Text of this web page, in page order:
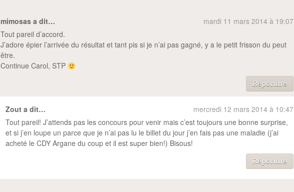
mimosas a dit…
mardi 11 mars 2014 à 19:07
Tout pareil d’accord.
J’adore épier l’arrivée du résultat et tant pis si je n’ai pas gagné, y a le petit frisson du peut
être.
Continue Carol, STP
Répondre
Zout a dit…
mercredi 12 mars 2014 à 10:47
Tout pareil! J’attends pas les concours pour venir mais c’est toujours une bonne surprise,
et si j’en loupe un parce que je n’ai pas lu le billet du jour j’en fais pas une maladie (j’ai
acheté le CDY Argane du coup et il est super bien!) Bisous!
Répondre